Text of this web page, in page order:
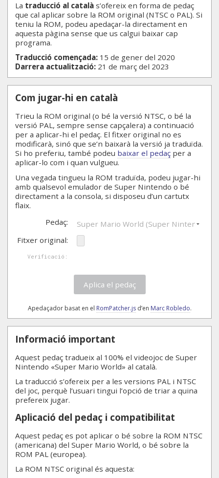
La traducció al català s’ofereix en forma de pedaç
que cal aplicar sobre la ROM original (NTSC o PAL). Si
teniu la ROM, podeu apedaçar-la directament en
aquesta pàgina sense que us calgui baixar cap
programa.
Traducció començada: 15 de gener del 2020
Darrera actualització: 21 de març del 2023
Com jugar-hi en català
Trieu la ROM original (o bé la versió NTSC, o bé la
versió PAL, sempre sense capçalera) a continuació
per a aplicar-hi el pedaç. El fitxer original no es
modificarà, sinó que se’n baixarà la versió ja traduïda.
Si ho preferiu, també podeu baixar el pedaç per a
aplicar-lo com i quan vulgueu.
Una vegada tingueu la ROM traduïda, podeu jugar-hi
amb qualsevol emulador de Super Nintendo o bé
directament a la consola, si disposeu d’un cartutx
flaix.
Pedaç:
Fitxer original:
Verificació:
Aplica el pedaç
Apedaçador basat en el RomPatcher.jsd’en Marc Robledo.
Informació important
Aquest pedaç tradueix al 100% el videojoc de Super
Nintendo «Super Mario World» al català.
La traducció s’ofereix per a les versions PAL i NTSC
del joc, perquè l’usuari tingui l’opció de triar a quina
prefereix jugar.
Aplicació del pedaç i compatibilitat
Aquest pedaç es pot aplicar o bé sobre la ROM NTSC
(americana) del Super Mario World, o bé sobre la
ROM PAL (europea).
La ROM NTSC original és aquesta: